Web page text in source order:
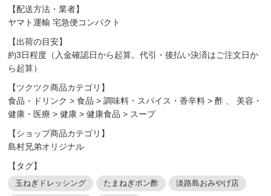
【配送方法・業者】
ヤマト運輸 宅急便コンパクト
【出荷の目安】
約3日程度（入金確認日から起算。代引・後払い決済はご注文日か
ら起算）
【ツクツク商品カテゴリ】
食品・ドリンク >食品 >調味料・スパイス・香辛料 >酢
美容・
健康・医療 >健康 >健康食品 > スープ
【ショップ商品カテゴリ】
島村兄弟オリジナル
【タグ】
玉ねぎドレッシング たまねぎポン酢 淡路島おみやげ店